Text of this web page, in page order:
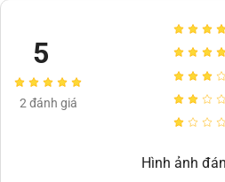
5
2đánh giá
Hình ảnh